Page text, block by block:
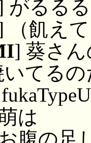
がるるる
（飢え
] 葵さ
いてる
は
腹の足